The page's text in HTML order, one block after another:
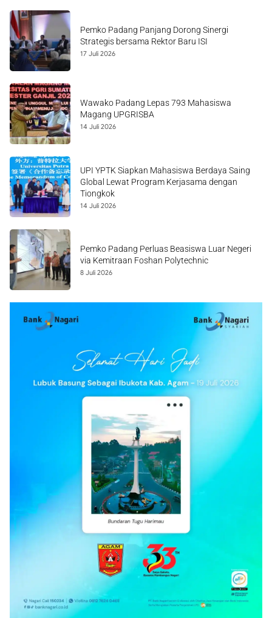
Pemko Padang Panjang Dorong Sinergi
Strategis bersama Rektor Baru ISI
17 Juli 2026
Wawako Padang Lepas 793 Mahasiswa
Magang UPGRISBA
14 Juli 2026
UPI YPTK Siapkan Mahasiswa Berdaya Saing
Global Lewat Program Kerjasama dengan
Tiongkok
14 Juli 2026
Pemko Padang Perluas Beasiswa Luar Negeri
via Kemitraan Foshan Polytechnic
8 Juli 2026